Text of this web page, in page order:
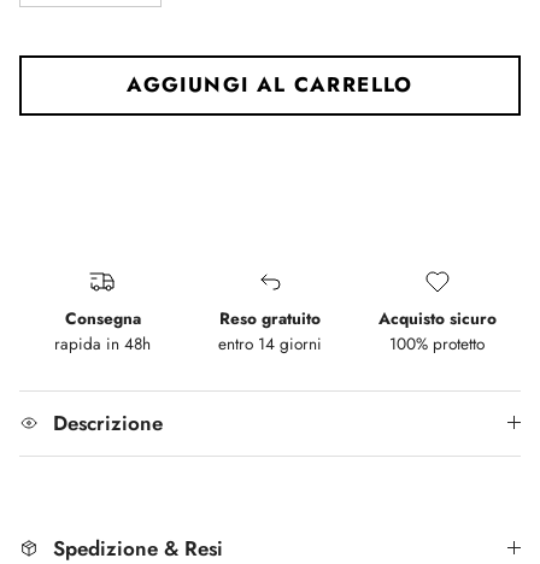
AGGIUNGI AL CARRELLO
Consegna
rapida in 48h
Reso gratuito
entro 14 giorni
Acquisto sicuro
100% protetto
Descrizione
Spedizione & Resi